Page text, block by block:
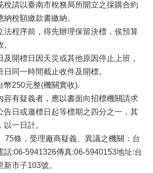
稅請以臺南市稅務局所開立之採購合約
稅額繳款書繳納。
法程序前，得先辦理保留決標，俟預算
及開標日因天災或其他原因停止上班，
同一時間截止收件及開標。
幣250元整(機關實收).
容有疑義者，應以書面向招標機關請求
告日或邀標日起等標期之四分之一，其
一日計。
75條，受理廠商疑義、異議之機關：台
話:06-5941326傳真:06-5940153地址:台
市子103號。